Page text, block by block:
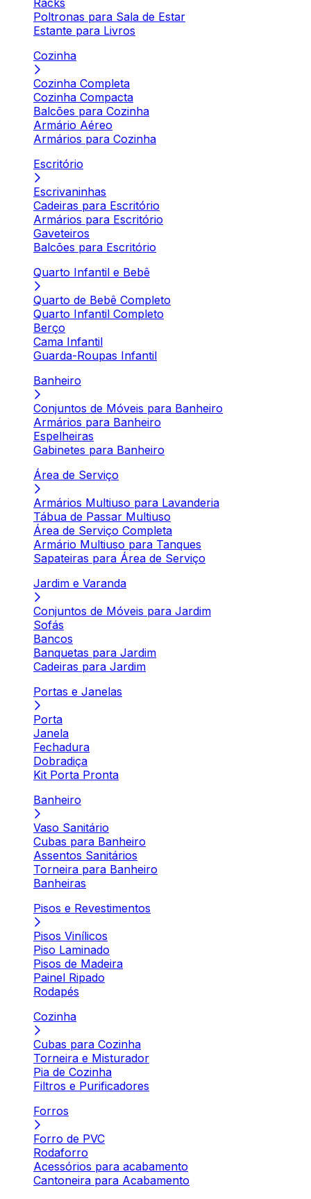
Racks
Poltronas para Sala de Estar
Estante para Livros
Cozinha
Cozinha Completa
Cozinha Compacta
Balcões para Cozinha
Armário Aéreo
Armários para Cozinha
Escritório
Escrivaninhas
Cadeiras para Escritório
Armários para Escritório
Gaveteiros
Balcões para Escritório
Quarto Infantil e Bebê
Quarto de Bebê Completo
Quarto Infantil Completo
Berço
Cama Infantil
Guarda-Roupas Infantil
Banheiro
Conjuntos de Móveis para Banheiro
Armários para Banheiro
Espelheiras
Gabinetes para Banheiro
Área de Serviço
Armários Multiuso para Lavanderia
Tábua de Passar Multiuso
Área de Serviço Completa
Armário Multiuso para Tanques
Sapateiras para Área de Serviço
Jardim e Varanda
Conjuntos de Móveis para Jardim
Sofás
Bancos
Banquetas para Jardim
Cadeiras para Jardim
Portas e Janelas
Porta
Janela
Fechadura
Dobradiça
Kit Porta Pronta
Banheiro
Vaso Sanitário
Cubas para Banheiro
Assentos Sanitários
Torneira para Banheiro
Banheiras
Pisos e Revestimentos
Pisos Vinílicos
Piso Laminado
Pisos de Madeira
Painel Ripado
Rodapés
Cozinha
Cubas para Cozinha
Torneira e Misturador
Pia de Cozinha
Filtros e Purificadores
Forros
Forro de PVC
Rodaforro
Acessórios para acabamento
Cantoneira para Acabamento